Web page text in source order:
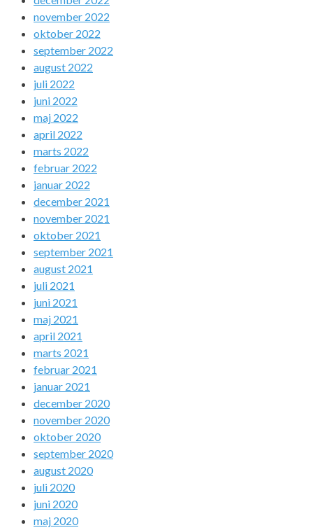
november 2022
oktober 2022
september 2022
august 2022
juli 2022
juni 2022
maj 2022
april 2022
marts 2022
februar 2022
januar 2022
december 2021
november 2021
oktober 2021
september 2021
august 2021
juli 2021
juni 2021
maj 2021
april 2021
marts 2021
februar 2021
januar 2021
december 2020
november 2020
oktober 2020
september 2020
august 2020
juli 2020
juni 2020
maj 2020